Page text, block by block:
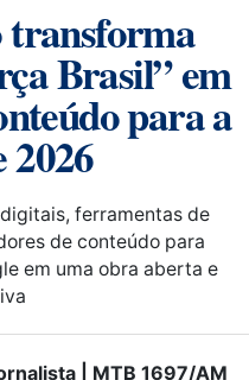
Brasil” em
para a
2026
ferramentas de
de conteúdo para
em uma obra aberta e
| MTB 1697/AM